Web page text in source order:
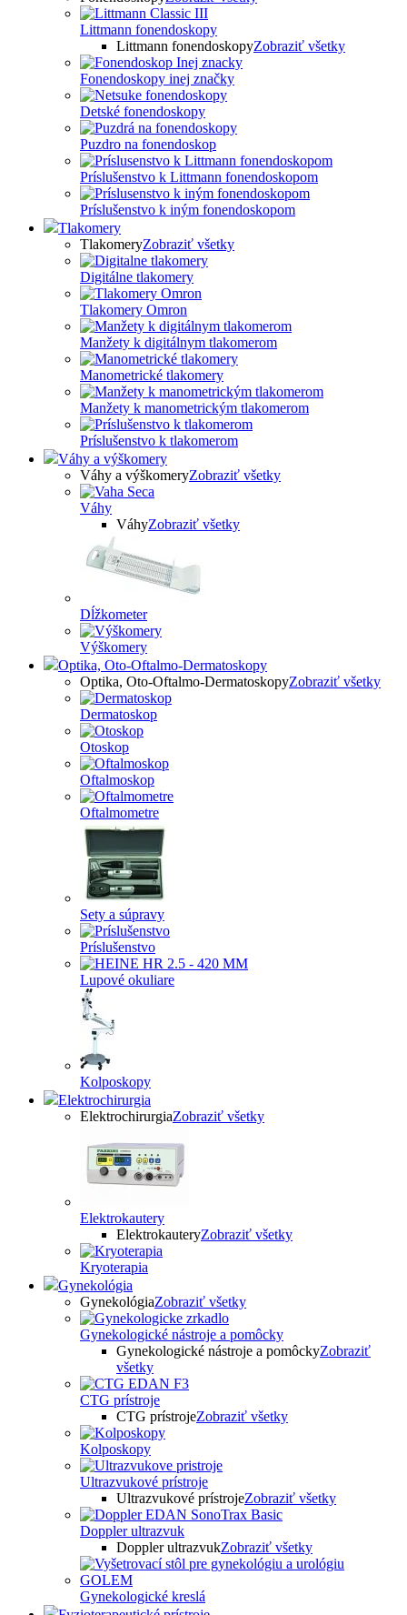
Littmann fonendoskopy
Littmann fonendoskopyZobraziť všetky
Fonendoskopy inej značky
Detské fonendoskopy
Puzdro na fonendoskop
Príslušenstvo k Littmann fonendoskopom
Príslušenstvo k iným fonendoskopom
Tlakomery
TlakomeryZobraziť všetky
Digitálne tlakomery
Tlakomery Omron
Manžety k digitálnym tlakomerom
Manometrické tlakomery
Manžety k manometrickým tlakomerom
Príslušenstvo k tlakomerom
Váhy a výškomery
Váhy a výškomeryZobraziť všetky
Váhy
VáhyZobraziť všetky
Dĺžkometer
Výškomery
Optika, Oto-Oftalmo-Dermatoskopy
Optika, Oto-Oftalmo-DermatoskopyZobraziť všetky
Dermatoskop
Otoskop
Oftalmoskop
Oftalmometre
Sety a súpravy
Príslušenstvo
Lupové okuliare
Kolposkopy
Elektrochirurgia
ElektrochirurgiaZobraziť všetky
Elektrokautery
ElektrokauteryZobraziť všetky
Kryoterapia
Gynekológia
GynekológiaZobraziť všetky
Gynekologické nástroje a pomôcky
Gynekologické nástroje a pomôckyZobraziť
všetky
CTG prístroje
CTG prístrojeZobraziť všetky
Kolposkopy
Ultrazvukové prístroje
Ultrazvukové prístrojeZobraziť všetky
Doppler ultrazvuk
Doppler ultrazvukZobraziť všetky
Gynekologické kreslá